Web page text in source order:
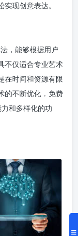
现创意表达。
，能够根据用户
不仅适合专业艺术
在时间和资源有限
的不断优化，免费
和多样化的功